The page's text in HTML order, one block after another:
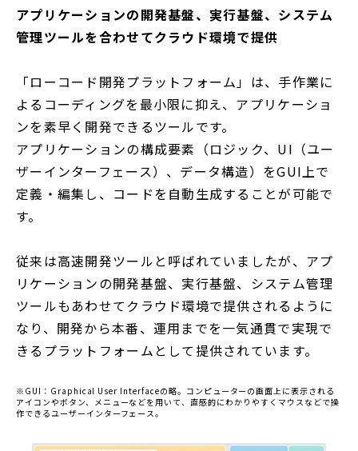
アプリケーションの開発基盤、実行基盤、システム
管理ツールを合わせてクラウド環境で提供
「ローコード開発プラットフォーム」は、手作業に
よるコーディングを最小限に抑え、アプリケーショ
ンを素早く開発できるツールです。
アプリケーションの構成要素（ロジック、UI（ユー
ザーインターフェース）、データ構造）をGUI上で
定義・編集し、コードを自動生成することが可能で
す。
従来は高速開発ツールと呼ばれていましたが、アプ
リケーションの開発基盤、実行基盤、システム管理
ツールもあわせてクラウド環境で提供されるように
なり、開発から本番、運用までを一気通貫で実現で
きるプラットフォームとして提供されています。
※GUI：Graphical User Interfaceの略。コンピューターの画面上に表示される
アイコンやボタン、メニューなどを用いて、直感的にわかりやすくマウスなどで操
作できるユーザーインターフェース。